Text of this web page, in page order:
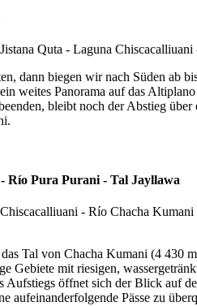
dann biegen wir nach Süden
weites Panorama auf das
bleibt noch der Abstieg
Río Pura Purani - Tal Jayllawa
Tal von Chacha Kumani (4 430
Gebiete mit riesigen,
Aufstiegs öffnet sich der Blick auf
aufeinanderfolgende Pässe zu